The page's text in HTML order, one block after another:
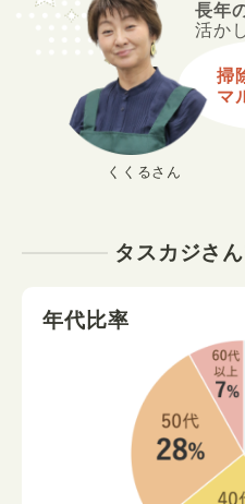
くくるさん
長年
活か
掃
マ
タスカジさ
年代比率